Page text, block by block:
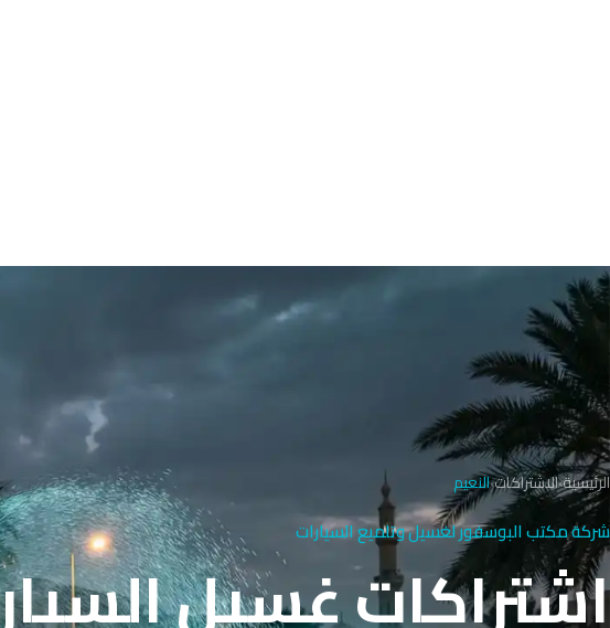
الرئيسية›الاشتراكات›النعيم
شركة مكتب البوسفور لغسيل وتلميع السيارات
اشتراكات غسيل